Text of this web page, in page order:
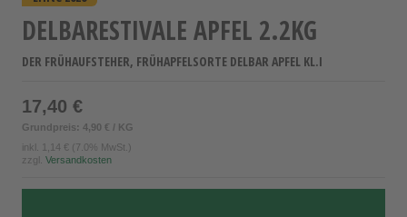
DELBARESTIVALE APFEL 2.2KG
DER FRÜHAUFSTEHER, FRÜHAPFELSORTE DELBAR APFEL KL.I
17,40 €
Grundpreis: 4,90 € / KG
inkl. 1,14 € (7.0% MwSt.)
zzgl. Versandkosten